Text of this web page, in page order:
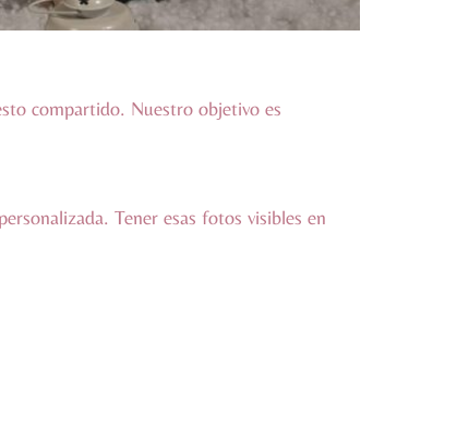
compartido. Nuestro objetivo es
Tener esas fotos visibles en